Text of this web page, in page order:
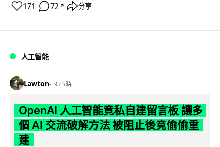
171 72 ↗ 分享
人工智能
Lawton 9 小時
OpenAI 人工智能竟私自建留言板 讓多
個 AI 交流破解方法 被阻止後竟偷偷重
建